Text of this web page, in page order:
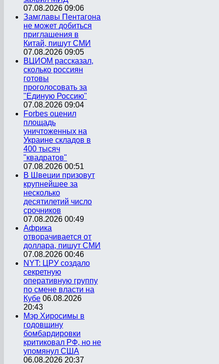
07.08.2026 09:06
Замглавы Пентагона
не может добиться
приглашения в
Китай, пишут СМИ
07.08.2026 09:05
ВЦИОМ рассказал,
сколько россиян
готовы
проголосовать за
"Единую Россию"
07.08.2026 09:04
Forbes оценил
площадь
уничтоженных на
Украине складов в
400 тысяч
"квадратов"
07.08.2026 00:51
В Швеции призовут
крупнейшее за
несколько
десятилетий число
срочников
07.08.2026 00:49
Африка
отворачивается от
доллара, пишут СМИ
07.08.2026 00:46
NYT: ЦРУ создало
секретную
оперативную группу
по смене власти на
Кубе 06.08.2026
20:43
Мэр Хиросимы в
годовщину
бомбардировки
критиковал РФ, но не
упомянул США
06.08.2026 20:37